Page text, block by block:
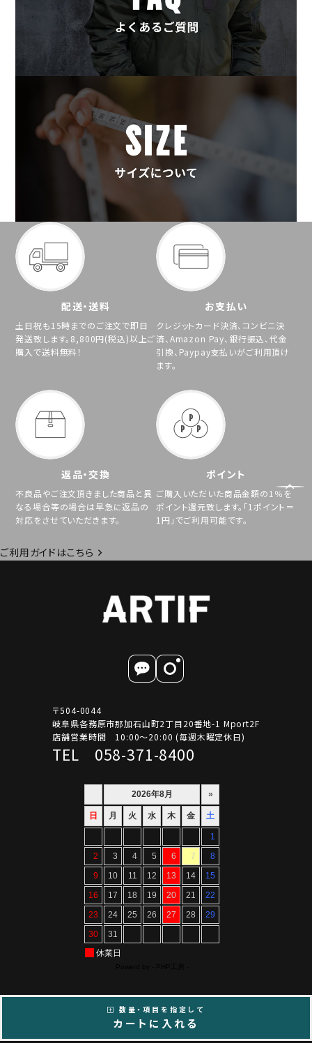
配送・送料
土日祝も15時までのご注文で即日
発送致します。8,800円(税込)以上ご
購入で送料無料！
お支払い
クレジットカード決済、コンビニ決
済、Amazon Pay、銀行振込、代金
引換、Paypay支払いがご利用頂け
ます。
返品・交換
不良品やご注文頂きました商品と異
なる場合等の場合は早急に返品の
対応をさせていただきます。
ポイント
ご購入いただいた商品金額の1％を
ポイント還元致します。「1ポイント＝
1円」でご利用可能です。
ご利用ガイドはこちら
〒504-0044
岐阜県各務原市那加石山町2丁目20番地-1 Mport2F
店舗営業時間 10:00～20:00 (毎週木曜定休日)
TEL 058-371-8400
Copyright ©ARTIF All Rights Reserved.
数量・項目を指定して
カートに入れる